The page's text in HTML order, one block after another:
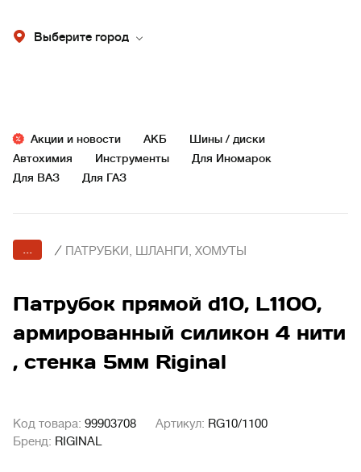
Выберите город
Акции и новости АКБ
Шины / диски
Автохимия
Инструменты
Для Иномарок
Для ВАЗ
Для ГАЗ
... / ПАТРУБКИ, ШЛАНГИ, ХОМУТЫ
Патрубок прямой d10, L1100,
армированный силикон 4 нити
, стенка 5мм Riginal
Код товара: 99903708 Артикул: RG10/1100
Бренд: RIGINAL